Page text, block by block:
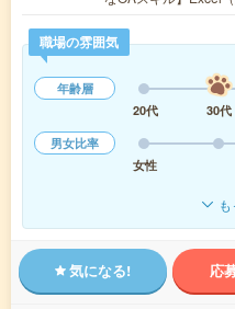
職場の雰囲気
年齢層
20代
30代
男女比率
女性
気になる! 応